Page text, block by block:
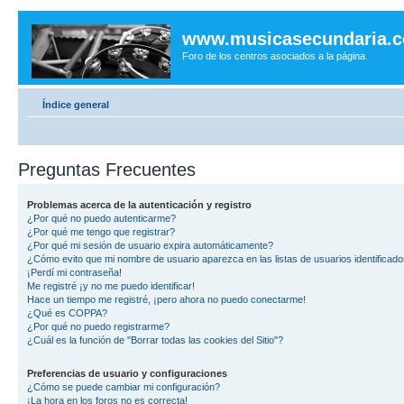
Foro de los centros asociados a la página.
Índice general
Preguntas Frecuentes
Problemas acerca de la autenticación y registro
¿Por qué no puedo autenticarme?
¿Por qué me tengo que registrar?
¿Por qué mi sesión de usuario expira automáticamente?
¿Cómo evito que mi nombre de usuario aparezca en las listas de usuarios
¡Perdí mi contraseña!
Me registré ¡y no me puedo identificar!
Hace un tiempo me registré, ¡pero ahora no puedo conectarme!
¿Qué es COPPA?
¿Por qué no puedo registrarme?
¿Cuál es la función de "Borrar todas las cookies del Sitio"?
Preferencias de usuario y configuraciones
¿Cómo se puede cambiar mi configuración?
¡La hora en los foros no es correcta!